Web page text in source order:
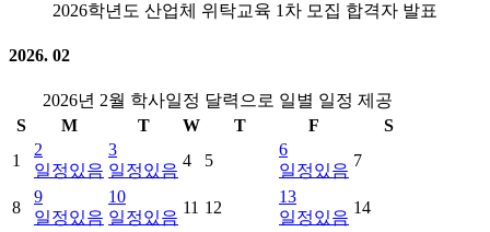
2026학년도 산업체 위탁교육 1차 모집 합격자 발표
2026. 02
2026년 2월 학사일정 달력으로 일별 일정 제공
S
M T W T F
S
1
2
일정있음
3
일정있음
4 5
6
일정있음
7
8
9
일정있음
10
일정있음
11 12
13
일정있음
14